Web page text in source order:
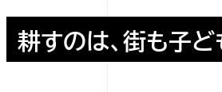
耕すのは、街も子